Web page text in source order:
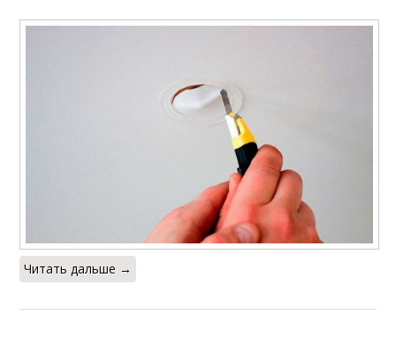
Читать дальше →